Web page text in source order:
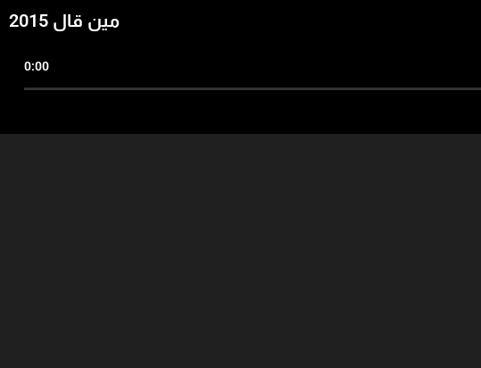
0:00
مين قال 2015